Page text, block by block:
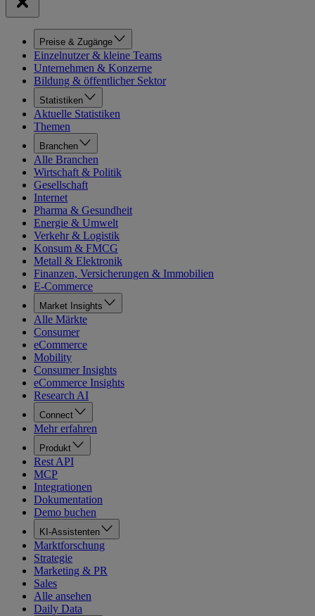
Preise & Zugänge
Einzelnutzer & kleine Teams
Unternehmen & Konzerne
Bildung & öffentlicher Sektor
Statistiken
Aktuelle Statistiken
Themen
Branchen
Alle Branchen
Wirtschaft & Politik
Gesellschaft
Internet
Pharma & Gesundheit
Energie & Umwelt
Verkehr & Logistik
Konsum & FMCG
Metall & Elektronik
Finanzen, Versicherungen & Immobilien
E-Commerce
Market Insights
Alle Märkte
Consumer
eCommerce
Mobility
Consumer Insights
eCommerce Insights
Research AI
Connect
Mehr erfahren
Produkt
Rest API
MCP
Integrationen
Dokumentation
Demo buchen
KI-Assistenten
Marktforschung
Strategie
Marketing & PR
Sales
Alle ansehen
Daily Data